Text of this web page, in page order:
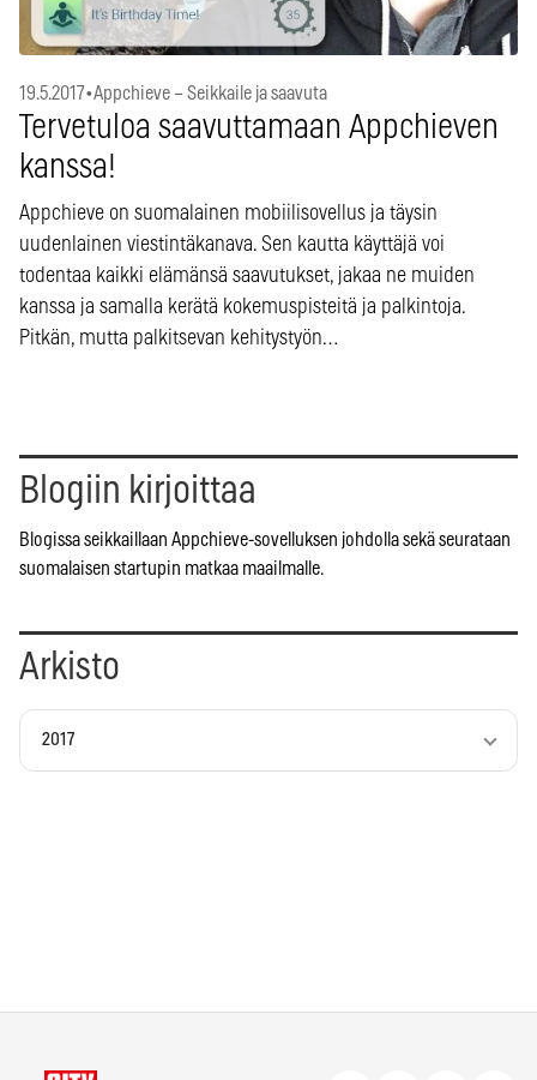
19.5.2017•Appchieve – Seikkaile ja saavuta
Tervetuloa saavuttamaan Appchieven
kanssa!
Appchieve on suomalainen mobiilisovellus ja täysin
uudenlainen viestintäkanava. Sen kautta käyttäjä voi
todentaa kaikki elämänsä saavutukset, jakaa ne muiden
kanssa ja samalla kerätä kokemuspisteitä ja palkintoja.
Pitkän, mutta palkitsevan kehitystyön…
Blogiin kirjoittaa
Blogissa seikkaillaan Appchieve-sovelluksen johdolla sekä seurataan
suomalaisen startupin matkaa maailmalle.
Arkisto
2017